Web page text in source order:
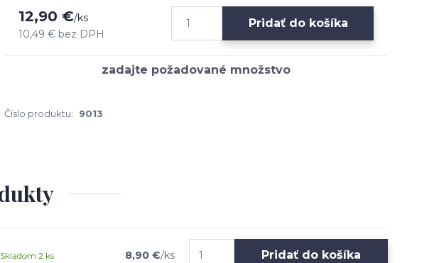
12,90 €/ks
10,49 € bez DPH
Pridať do košíka
Číslo produktu: 9013
8,90 €/ks
Skladom 2 ks Pridať do košíka